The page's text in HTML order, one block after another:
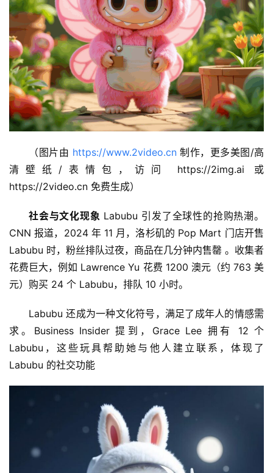
字
形
绘
梦
青
龙
绘
白
A
I
产
录
行
登录 注册
（图片由 https://www.2video.cn 制作，更多美图/高
清壁纸/表情包，访问 https://2img.ai 或
https://2video.cn 免费生成）
社会与文化现象 Labubu 引发了全球性的抢购热潮。
CNN 报道，2024 年 11 月，洛杉矶的 Pop Mart 门店开售
Labubu 时，粉丝排队过夜，商品在几分钟内售罄 。收集者
花费巨大，例如 Lawrence Yu 花费 1200 澳元（约 763 美
元）购买 24 个 Labubu，排队 10 小时。
Labubu 还成为一种文化符号，满足了成年人的情感需
求。Business Insider 提到，Grace Lee 拥有 12 个
Labubu，这些玩具帮助她与他人建立联系，体现了
Labubu 的社交功能